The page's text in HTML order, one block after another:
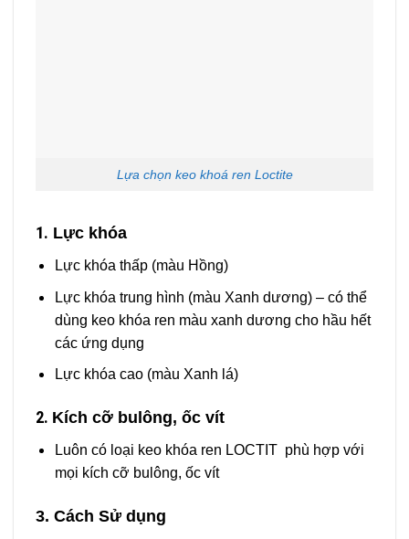
Lựa chọn keo khoá ren Loctite
1. Lực khóa
Lực khóa thấp (màu Hồng)
Lực khóa trung hình (màu Xanh dương) –có thể
dùng keo khóa ren màu xanh dương cho hầu hết
các ứng dụng
Lực khóa cao (màu Xanh lá)
2. Kích cỡ bulông, ốc vít
Luôn có loại keo khóa ren LOCTIT phù hợp với
mọi kích cỡ bulông, ốc vít
3. Cách Sử dụng